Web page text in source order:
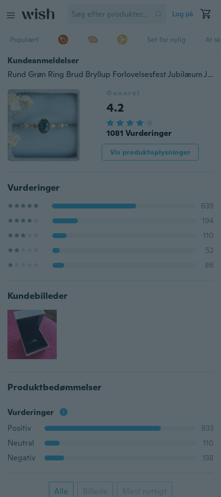
Log på
Populært Set for nylig At
Kundeanmeldelser
Rund Grøn Ring Brud Bryllup Forlovelsesfest Jubilæum Julegave Ring størrelse 4-11
Generel
4.2
1081 Vurderinger
Vis produktoplysninger
Vurderinger
639
194
110
52
86
Kundebilleder
Produktbedømmelser
Vurderinger
Positiv
833
Neutral
110
Negativ
138
Alle Billede Mest nyttigt